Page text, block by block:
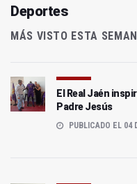
Deportes
MÁS VISTO ESTA
El Real Jaén
Padre Jesús
PUBLICADO EL 04